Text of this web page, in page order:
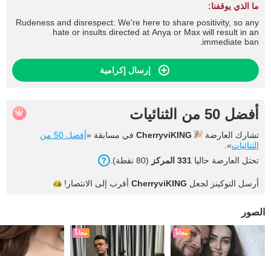
ما الذي يوقفنا:
Rudeness and disrespect: We're here to share positivity, so any
hate or insults directed at Anya or Max will result in an
immediate ban.
إرسال إكرامية
أفضل 50 من الثنائيات
تشارك العارضة CherryviKING في مسابقة «
أفضل 50 من
الثنائيات».
تحتل العارضة حاليا 331 المركز (80 نقطة).
أرسل التوكينز لجعل CherryviKING أقرب إلى الانتصار!
الصور
مجاناً مجاناً